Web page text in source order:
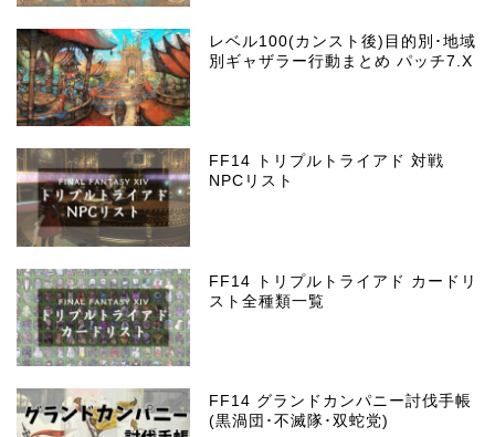
レベル100(カンスト後)目的別･地域
別ギャザラー行動まとめ パッチ7.X
FF14 トリプルトライアド 対戦
NPCリスト
FF14 トリプルトライアド カードリ
スト全種類一覧
FF14 グランドカンパニー討伐手帳
(黒渦団･不滅隊･双蛇党)